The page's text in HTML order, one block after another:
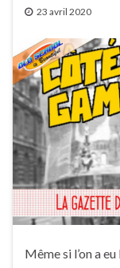
23 avril 2020
Même si l’on a